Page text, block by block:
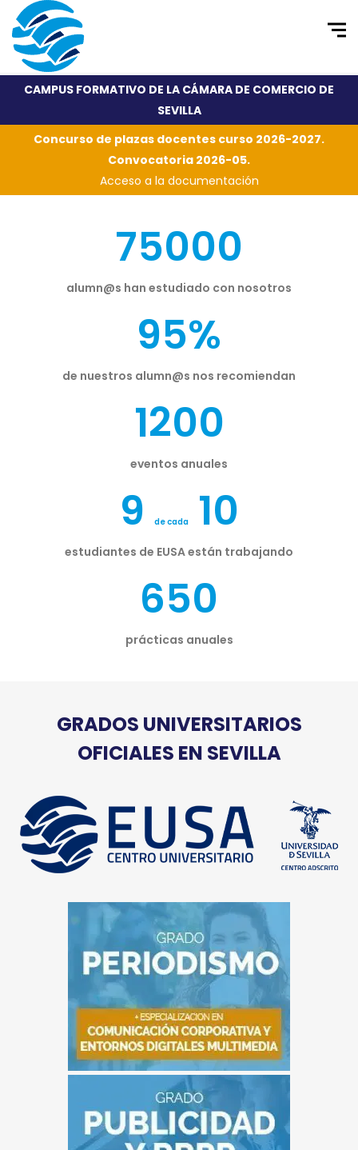
CAMPUS FORMATIVO DE LA CÁMARA DE COMERCIO DE
SEVILLA
Concurso de plazas docentes curso 2026-2027.
Convocatoria 2026-05.
Acceso a la documentación
75000
alumn@s han estudiado con nosotros
95%
de nuestros alumn@s nos recomiendan
1200
eventos anuales
9 de cada10
estudiantes de EUSA están trabajando
650
prácticas anuales
GRADOS UNIVERSITARIOS
OFICIALES EN SEVILLA